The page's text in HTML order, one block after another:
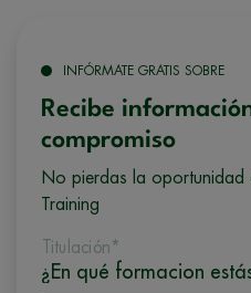
INFÓRMATE GRATIS SOBRE
Recibe
compromiso
No pierdas la oportunidad
Training
Titulación*